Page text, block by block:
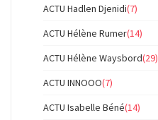
ACTU Hadlen Djenidi(7)
ACTU Hélène Rumer(14)
ACTU Hélène Waysbord(29)
ACTU INNOOO(7)
ACTU Isabelle Béné(14)